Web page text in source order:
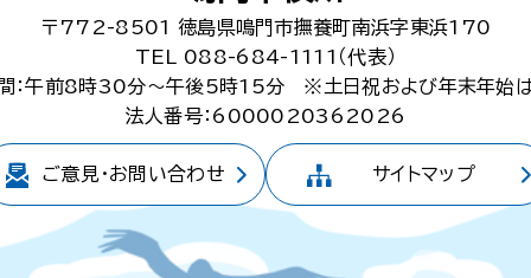
〒772-8501
徳島県鳴門市撫養町南浜字東浜170
TEL 088-684-1111（代表）
：午前8時30分～午後5時15分
※土日祝および年末年始
法人番号：6000020362026
ご意見・お問い合わせ サイトマップ